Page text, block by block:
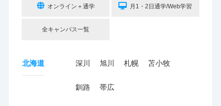
オンライン＋通学 月1・2日通学/Web学習
全キャンパス一覧
北海道 深川 旭川 札幌 苫小牧
釧路 帯広